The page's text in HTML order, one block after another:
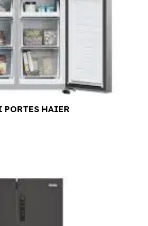
PORTES HAIER
actuel
799,00 €.